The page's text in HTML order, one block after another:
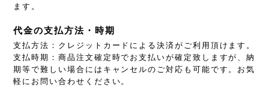
ます。
代金の支払方法・時期
支払方法：クレジットカードによる決済がご利用頂けます。
支払時期：商品注文確定時でお支払いが確定致しますが、納
期等で難しい場合にはキャンセルのご対応も可能です。お気
軽にお問い合わせください。